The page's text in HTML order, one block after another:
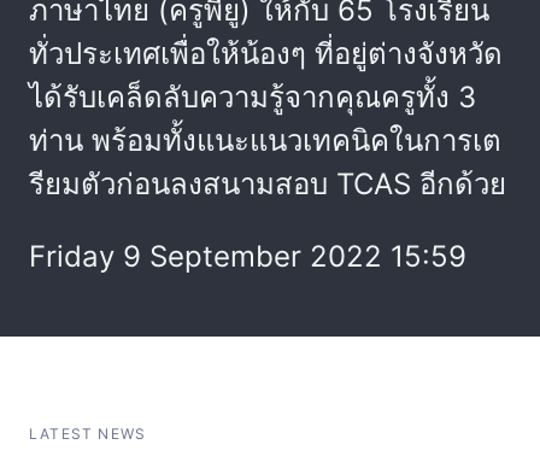
ภาษาไทย (ครูพี่ยู) ให้กับ 65 โรงเรียน
ทั่วประเทศเพื่อให้น้องๆ ที่อยู่ต่างจังหวัด
ได้รับเคล็ดลับความรู้จากคุณครูทั้ง 3
ท่าน พร้อมทั้งแนะแนวเทคนิคในการเต
รียมตัวก่อนลงสนามสอบ TCAS อีกด้วย
Friday 9 September 2022 15:59
LATEST NEWS